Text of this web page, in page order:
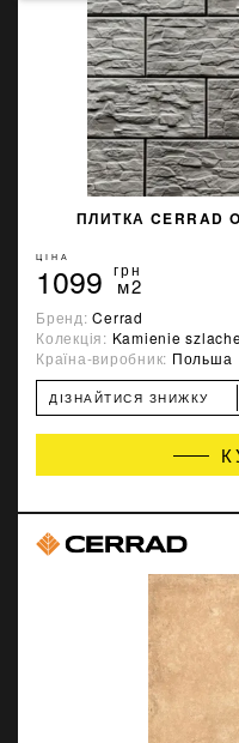
ПЛИТКА CERRAD
ЦІНА
1099 грн
м2
Бренд:Cerrad
Колекція: Kamienie
Країна-виробник: Польша
ДІЗНАЙТИСЯ ЗНИЖКУ